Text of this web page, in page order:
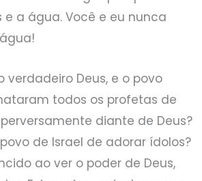
a água. Você e eu nunca
verdadeiro Deus, e o povo
todos os profetas de
diante de Deus?
de Israel de adorar ídolos?
ao ver o poder de Deus,